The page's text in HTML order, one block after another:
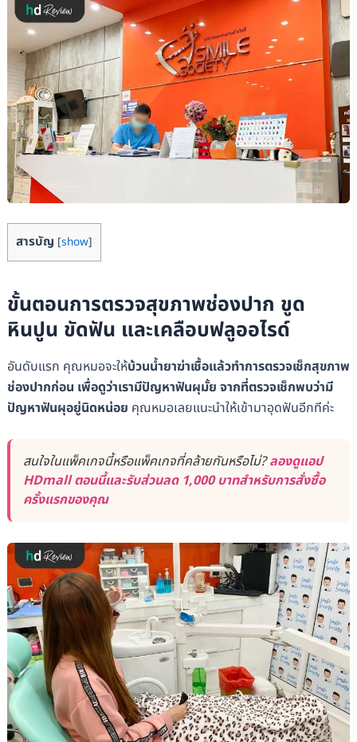
สารบัญ [show]
ขั้นตอนการตรวจสุขภาพช่องปาก ขูด
หินปูน ขัดฟัน และเคลือบฟลูออไรด์
อันดับแรก คุณหมอจะให้บ้วนน้ำยาฆ่าเชื้อแล้วทำการตรวจเช็กสุขภาพ
ช่องปากก่อน เพื่อดูว่าเรามีปัญหาฟันผุมั้ย จากที่ตรวจเช็กพบว่ามี
ปัญหาฟันผุอยู่นิดหน่อย คุณหมอเลยแนะนำให้เข้ามาอุดฟันอีกทีค่ะ
สนใจในแพ็คเกจนี้หรือแพ็คเกจที่คล้ายกันหรือไม่?ลองดูแอป
HDmall ตอนนี้และรับส่วนลด 1,000 บาทสำหรับการสั่งซื้อ
ครั้งแรกของคุณ